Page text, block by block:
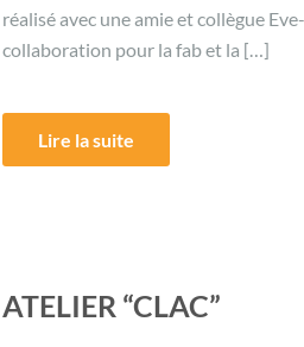
réalisé avec une amie et collègue
collaboration pour la fab et la […]
Lire la suite
ATELIER “CLAC”